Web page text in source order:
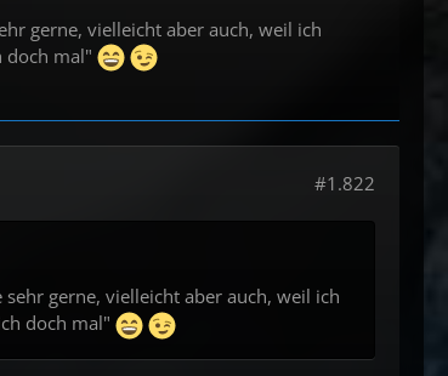
gerne, vielleicht aber auch, weil ich
doch mal"
#1.822
gerne, vielleicht aber auch, weil ich
doch mal"